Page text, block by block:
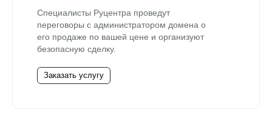
Специалисты Руцентра проведут
переговоры с администратором домена о
его продаже по вашей цене и организуют
безопасную сделку.
Заказать услугу